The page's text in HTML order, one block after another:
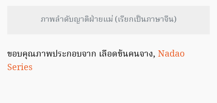
ภาพลำดับญาติฝ่ายแม่ (เรียกเป็นภาษาจีน)
ขอบคุณภาพประกอบจาก เลือดข้นคนจาง, Nadao
Series